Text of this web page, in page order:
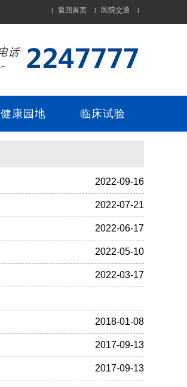
|
医院交通
|
返回首页
|
健康园地 临床试验
2022-09-16
2022-07-21
2022-06-17
2022-05-10
2022-03-17
2018-01-08
2017-09-13
2017-09-13